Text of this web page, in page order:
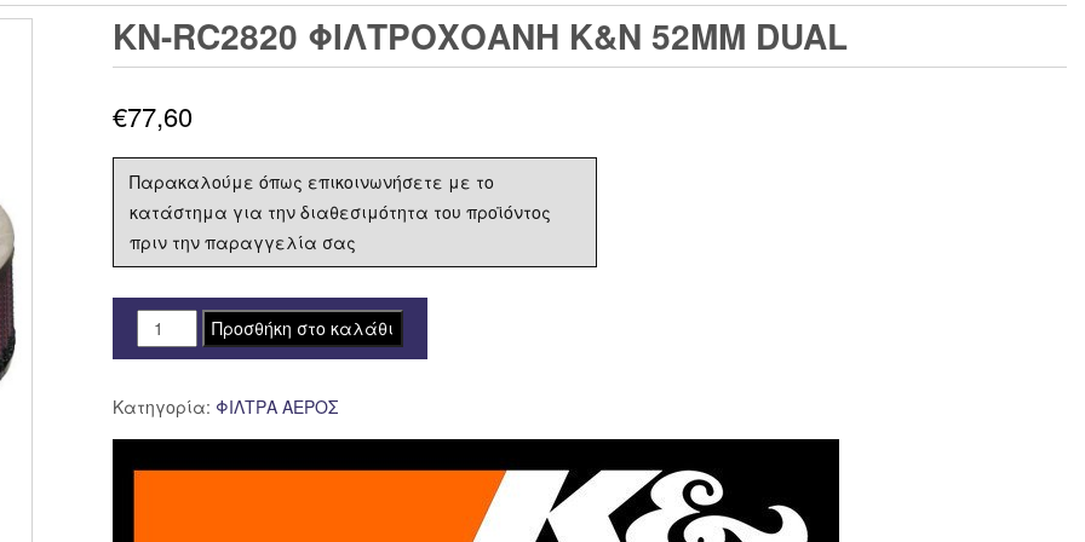
KN-RC2820 ΦΙΛΤΡΟΧΟΑΝΗ K&N 52MM DUAL
€77,60
Παρακαλούμε όπως επικοινωνήσετε με το
κατάστημα για την διαθεσιμότητα του προϊόντος
πριν την παραγγελία σας
KN-
RC2820
K&N
52mm
DUAL
Προσθήκη στο καλάθι
Κατηγορία: ΦΙΛΤΡΑ ΑΕΡΟΣ